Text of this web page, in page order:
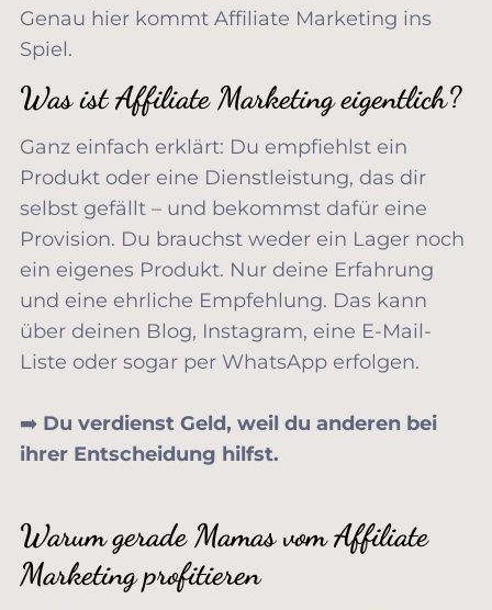
Genau hier kommt Affiliate Marketing ins
Spiel.
Was ist Affiliate Marketing eigentlich?
Ganz einfach erklärt: Du empfiehlst ein
Produkt oder eine Dienstleistung, das dir
selbst gefällt – und bekommst dafür eine
Provision. Du brauchst weder ein Lager noch
ein eigenes Produkt. Nur deine Erfahrung
und eine ehrliche Empfehlung. Das kann
über deinen Blog, Instagram, eine E-Mail-
Liste oder sogar per WhatsApp erfolgen.
➡️ Du verdienst Geld, weil du anderen bei
ihrer Entscheidung hilfst.
Warum gerade Mamas vom Affiliate
Marketing profitieren